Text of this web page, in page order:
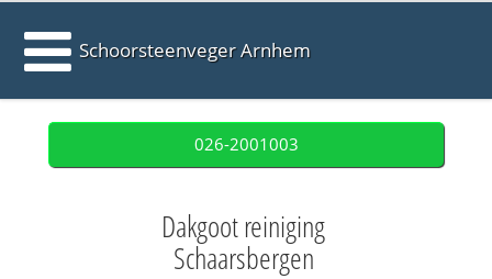
Schoorsteenveger Arnhem
026-2001003
Dakgoot reiniging
Schaarsbergen